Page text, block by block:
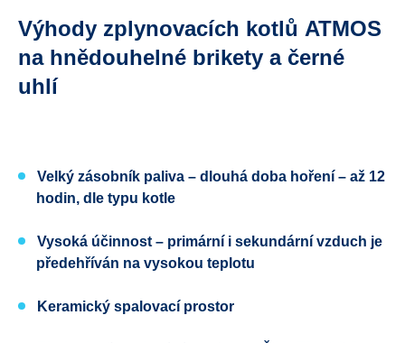
Výhody zplynovacích kotlů ATMOS
na hnědouhelné brikety a černé
uhlí
Velký zásobník paliva – dlouhá doba hoření – až 12
hodin, dle typu kotle
Vysoká účinnost – primární i sekundární vzduch je
předehříván na vysokou teplotu
Keramický spalovací prostor